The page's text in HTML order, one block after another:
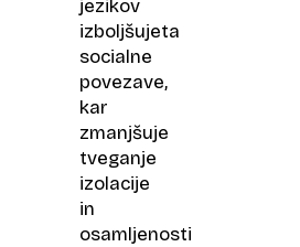
jezikov
izboljšujeta
socialne
povezave,
kar
zmanjšuje
tveganje
izolacije
in
osamljenosti